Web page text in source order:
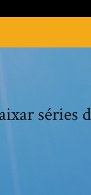
séries